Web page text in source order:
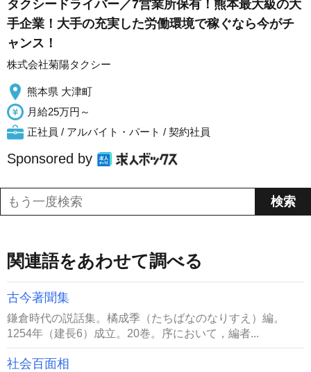
タクシードライバー／7営業所保有！熊本最大級の大
手企業！大手の充実した労働環境で稼ぐなら今がチ
ャンス！
株式会社菊陽タクシー
熊本県 大津町
月給25万円～
正社員 / アルバイト・パート / 契約社員
Sponsored by
関連語をあわせて調べる
古今著聞集
鎌倉時代の説話集。橘成季（たちばなのなりすえ）編。
1254年（建長6）成立。20巻。序において，編者...
社会百面相